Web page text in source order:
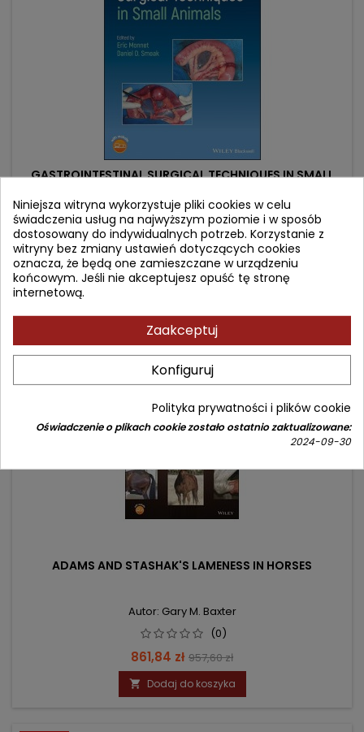
GASTROINTESTINAL SURGICAL TECHNIQUES IN SMALL
Autor: Daniel D. Smeak
(0)
Cena
691,50 złCena
podstawowa
768,29 zł
- 95,76 zł
ADAMS AND STASHAK'S LAMENESS IN HORSES
Autor: Gary M. Baxter
(0)
Cena
861,84 zł Cena
podstawowa
957,60 zł
 Dodaj do koszyka
favorite_border
Niniejsza witryna wykorzystuje pliki cookies w celu
świadczenia usług na najwyższym poziomie i w sposób
dostosowany do indywidualnych potrzeb. Korzystanie z
witryny bez zmiany ustawień dotyczących cookies
oznacza, że będą one zamieszczane w urządzeniu
końcowym. Jeśli nie akceptujesz opuść tę stronę
internetową.
Zaakceptuj
Konfiguruj
Polityka prywatności i plików cookie
Oświadczenie o plikach cookie zostało ostatnio zaktualizowane:
2024-09-30